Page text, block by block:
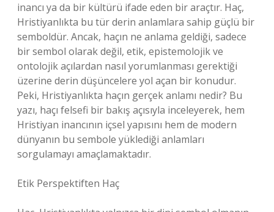
inancı ya da bir kültürü ifade eden bir araçtır. Haç,
Hristiyanlıkta bu tür derin anlamlara sahip güçlü bir
semboldür. Ancak, haçın ne anlama geldiği, sadece
bir sembol olarak değil, etik, epistemolojik ve
ontolojik açılardan nasıl yorumlanması gerektiği
üzerine derin düşüncelere yol açan bir konudur.
Peki, Hristiyanlıkta haçın gerçek anlamı nedir? Bu
yazı, haçı felsefi bir bakış açısıyla inceleyerek, hem
Hristiyan inancının içsel yapısını hem de modern
dünyanın bu sembole yüklediği anlamları
sorgulamayı amaçlamaktadır.
Etik Perspektiften Haç